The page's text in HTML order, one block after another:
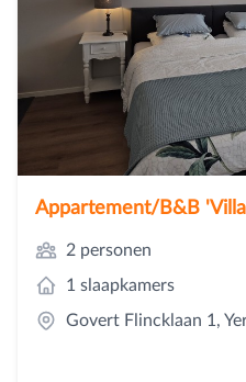
Appartement/B&B
2 personen
1 slaapkamers
Govert Flincklaan 1,